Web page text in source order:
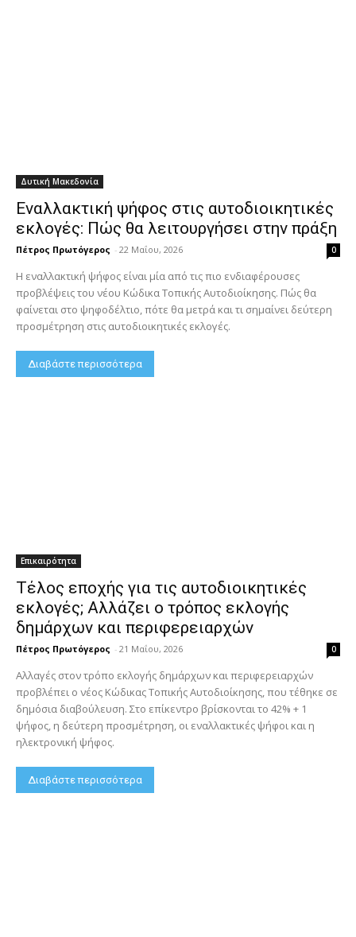
Δυτική Μακεδονία
Εναλλακτική ψήφος στις αυτοδιοικητικές
εκλογές: Πώς θα λειτουργήσει στην πράξη
Πέτρος Πρωτόγερος - 22 Μαΐου, 2026 0
Η εναλλακτική ψήφος είναι μία από τις πιο ενδιαφέρουσες
προβλέψεις του νέου Κώδικα Τοπικής Αυτοδιοίκησης. Πώς θα
φαίνεται στο ψηφοδέλτιο, πότε θα μετρά και τι σημαίνει δεύτερη
προσμέτρηση στις αυτοδιοικητικές εκλογές.
Διαβάστε περισσότερα
Επικαιρότητα
Τέλος εποχής για τις αυτοδιοικητικές
εκλογές; Αλλάζει ο τρόπος εκλογής
δημάρχων και περιφερειαρχών
Πέτρος Πρωτόγερος - 21 Μαΐου, 2026 0
Αλλαγές στον τρόπο εκλογής δημάρχων και περιφερειαρχών
προβλέπει ο νέος Κώδικας Τοπικής Αυτοδιοίκησης, που τέθηκε σε
δημόσια διαβούλευση. Στο επίκεντρο βρίσκονται το 42% + 1
ψήφος, η δεύτερη προσμέτρηση, οι εναλλακτικές ψήφοι και η
ηλεκτρονική ψήφος.
Διαβάστε περισσότερα